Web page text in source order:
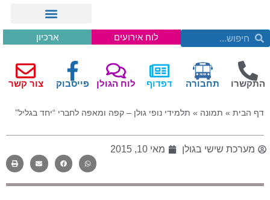
לוח אירועים ארכיון
התקשרו תחבורה דפדוף לוח הגולן פייסבוק צור קשר
דף הבית » תמונה » תלמידי נופי גולן – קפה ומאפה לחברי “יחד בגליל”
מערכת שישי בגולן מאי 10, 2015